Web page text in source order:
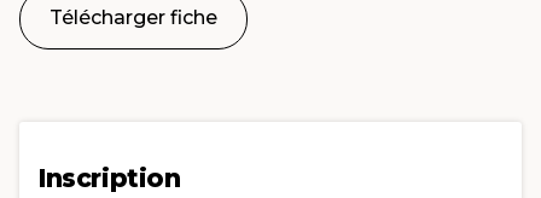
Télécharger fiche
Inscription